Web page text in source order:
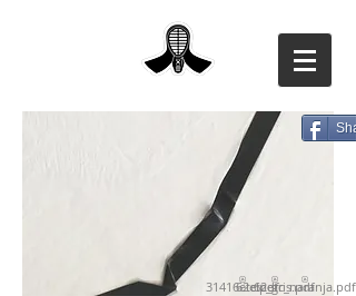
62etc_gris.pdf
62etc_naranja.pdf
31416etc.pdf